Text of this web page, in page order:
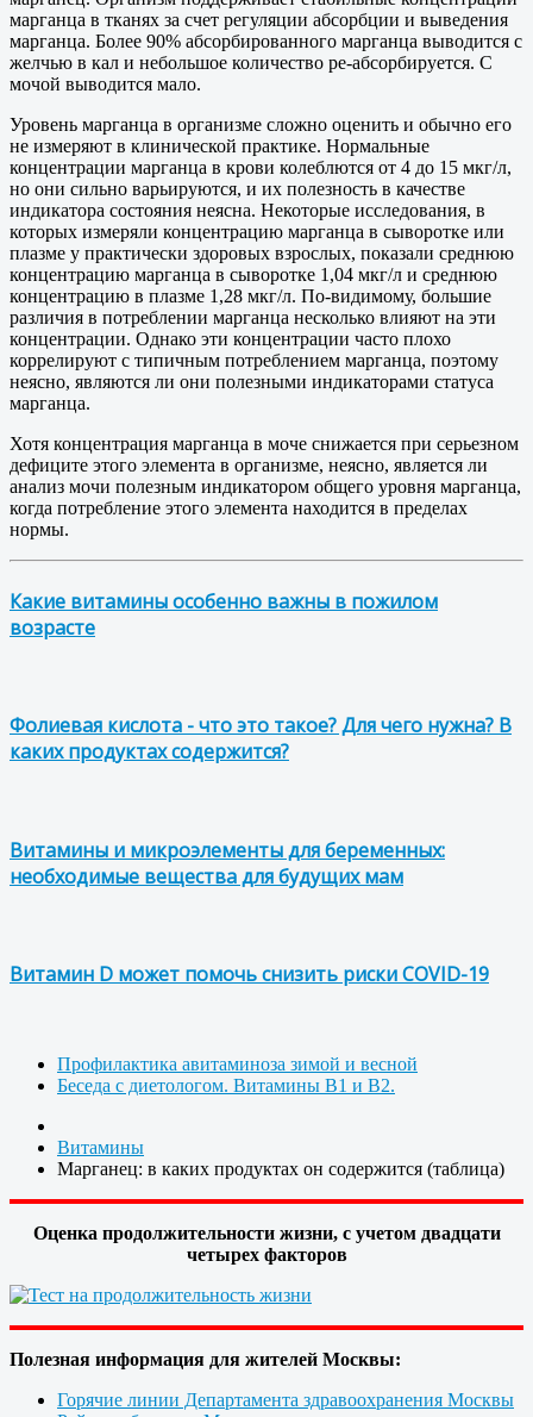
марганца в тканях за счет регуляции абсорбции и выведения
марганца. Более 90% абсорбированного марганца выводится с
желчью в кал и небольшое количество ре-абсорбируется. С
мочой выводится мало.
Уровень марганца в организме сложно оценить и обычно его
не измеряют в клинической практике. Нормальные
концентрации марганца в крови колеблются от 4 до 15 мкг/л,
но они сильно варьируются, и их полезность в качестве
индикатора состояния неясна. Некоторые исследования, в
которых измеряли концентрацию марганца в сыворотке или
плазме у практически здоровых взрослых, показали среднюю
концентрацию марганца в сыворотке 1,04 мкг/л и среднюю
концентрацию в плазме 1,28 мкг/л. По-видимому, большие
различия в потреблении марганца несколько влияют на эти
концентрации. Однако эти концентрации часто плохо
коррелируют с типичным потреблением марганца, поэтому
неясно, являются ли они полезными индикаторами статуса
марганца.
Хотя концентрация марганца в моче снижается при серьезном
дефиците этого элемента в организме, неясно, является ли
анализ мочи полезным индикатором общего уровня марганца,
когда потребление этого элемента находится в пределах
нормы.
Какие витамины особенно важны в пожилом
возрасте
Фолиевая кислота - что это такое? Для чего нужна? В
каких продуктах содержится?
Витамины и микроэлементы для беременных:
необходимые вещества для будущих мам
Витамин D может помочь снизить риски COVID-19
Профилактика авитаминоза зимой и весной
Беседа с диетологом. Витамины В1 и В2.
Витамины
Марганец: в каких продуктах он содержится (таблица)
Оценка продолжительности жизни, с учетом двадцати
четырех факторов
Полезная информация для жителей Москвы:
Горячие линии Департамента здравоохранения Москвы